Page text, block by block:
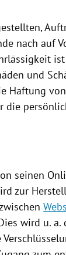
nach auf
ist
und
Haftung
die
seinen
zur
wird u. a.